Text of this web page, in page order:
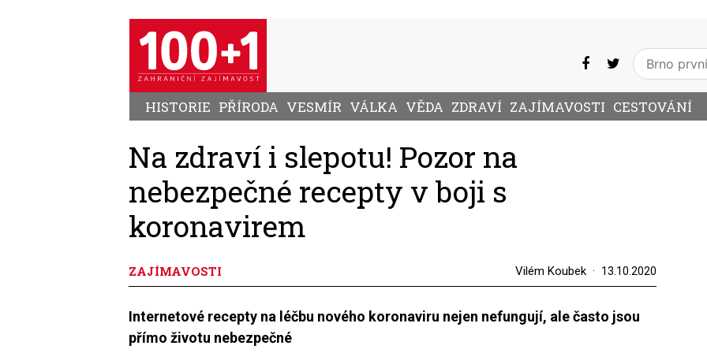
HISTORIE PŘÍRODA VESMÍR VÁLKA VĚDA ZDRAVÍ ZAJÍMAVOSTI CESTOVÁNÍ
Na zdraví i slepotu! Pozor na
nebezpečné recepty v boji s
koronavirem
ZAJÍMAVOSTI Vilém Koubek 13.10.2020
Internetové recepty na léčbu nového koronaviru nejen nefungují, ale často jsou
přímo životu nebezpečné